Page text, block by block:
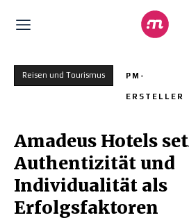
Reisen und Tourismus PM-
ERSTELLER
Amadeus Hotels
Authentizität und
Individualität als
Erfolgsfaktoren